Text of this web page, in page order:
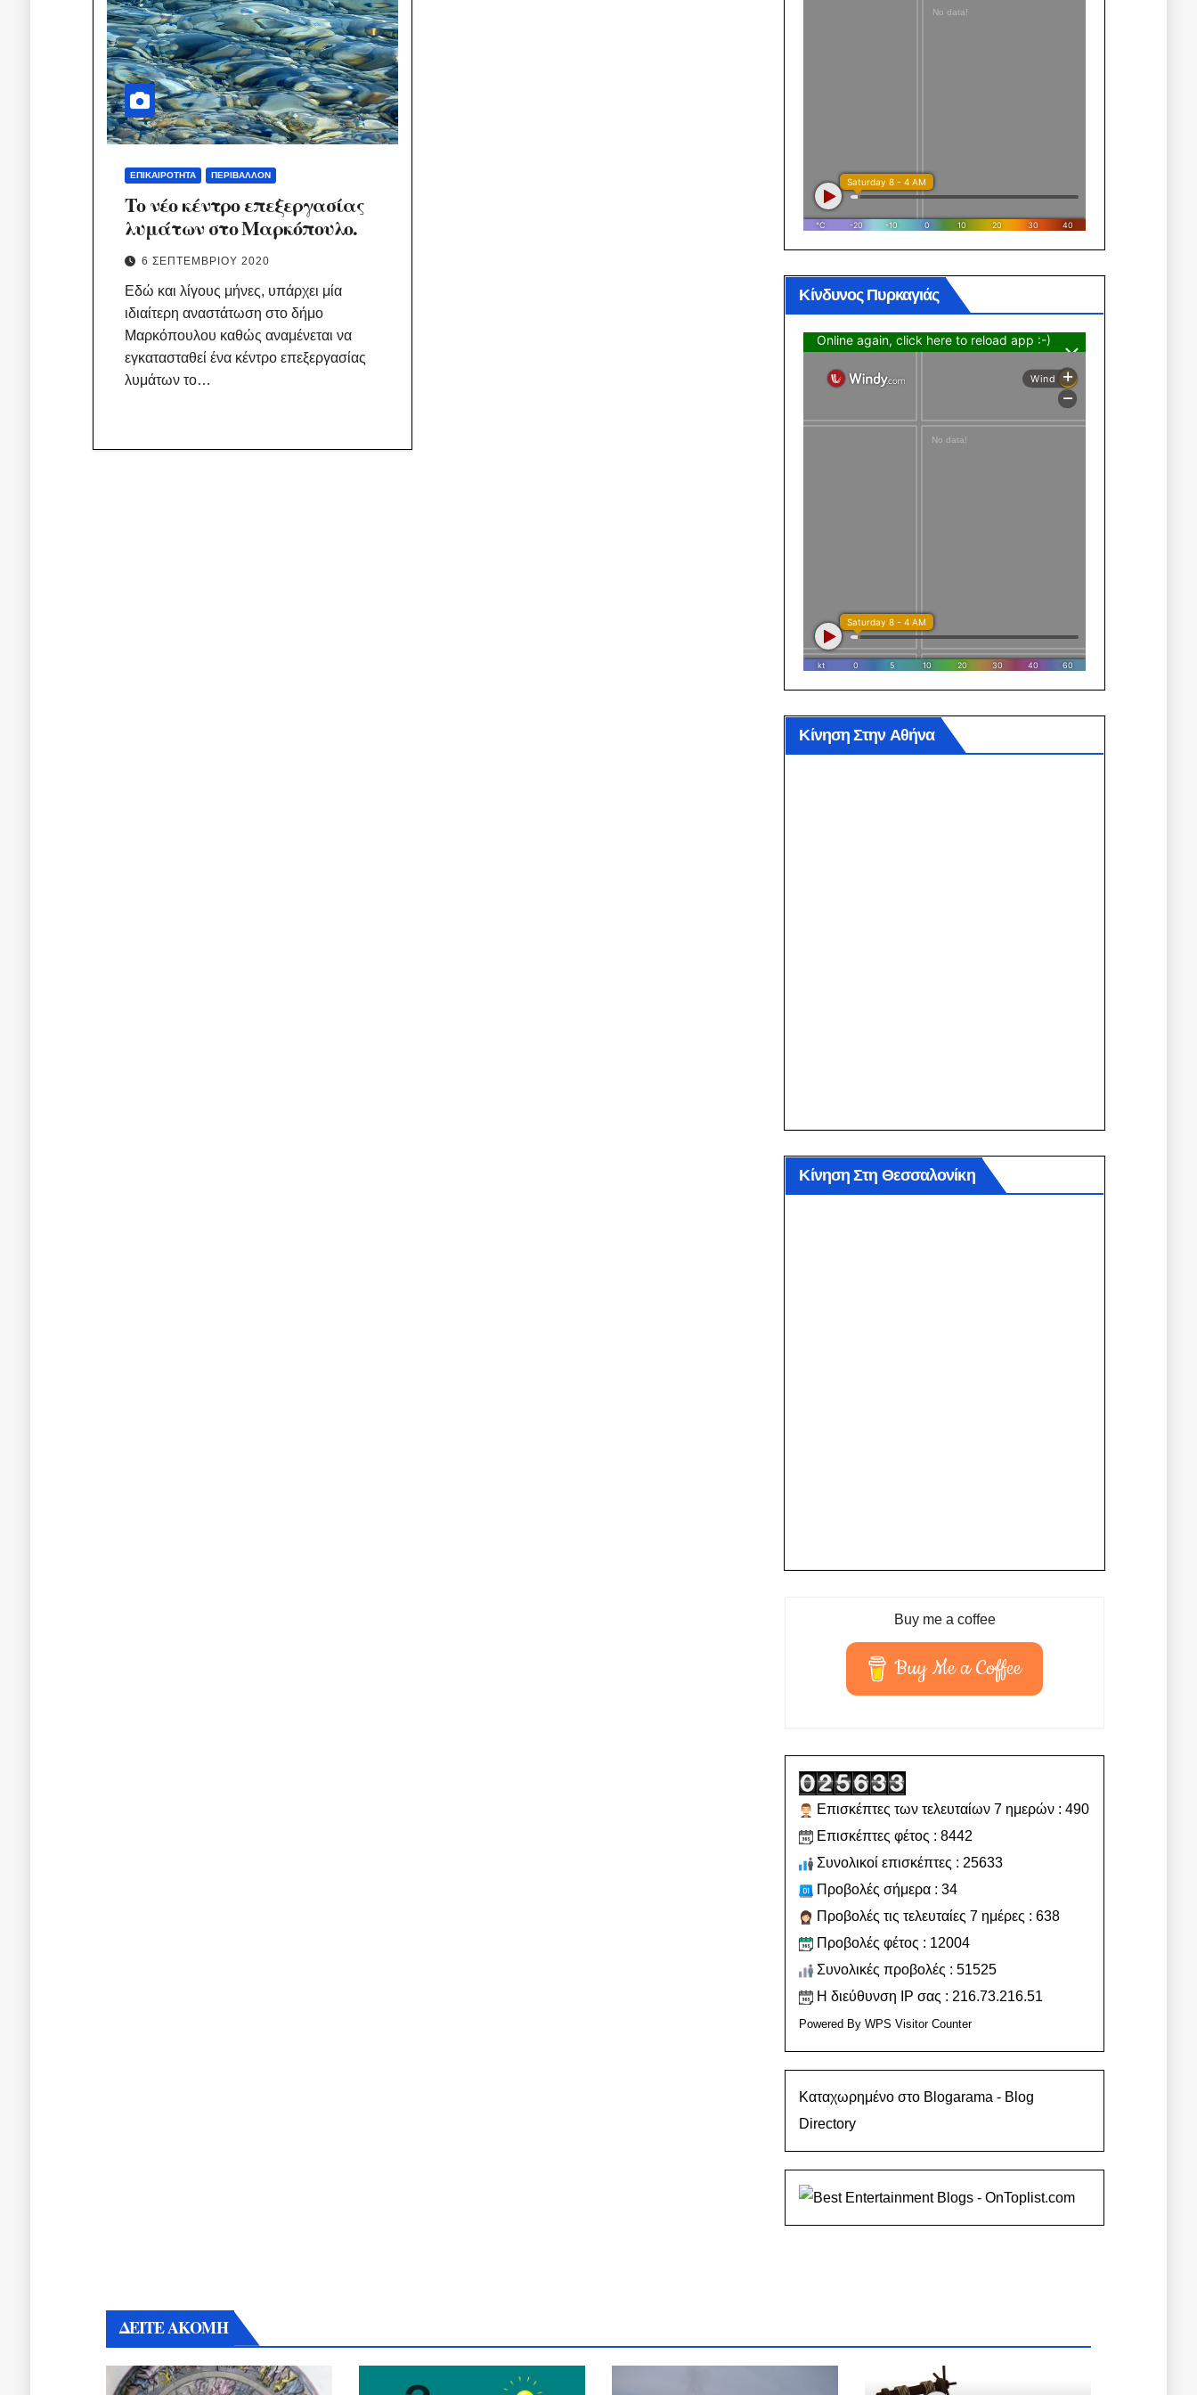
ΕΠΙΚΑΙΡΌΤΗΤΑ ΠΕΡΙΒΆΛΛΟΝ
Το νέο κέντρο επεξεργασίας
λυμάτων στο Μαρκόπουλο.
6 ΣΕΠΤΕΜΒΡΊΟΥ 2020
Εδώ και λίγους μήνες, υπάρχει μία
ιδιαίτερη αναστάτωση στο δήμο
Μαρκόπουλου καθώς αναμένεται να
εγκατασταθεί ένα κέντρο επεξεργασίας
λυμάτων το…
Κίνδυνος Πυρκαγιάς
Κίνηση Στην Αθήνα
Κίνηση Στη Θεσσαλονίκη
Buy me a coffee
Buy Me a Coffee
Επισκέπτες των τελευταίων 7 ημερών : 490
Επισκέπτες φέτος : 8442
Συνολικοί επισκέπτες : 25633
Προβολές σήμερα : 34
Προβολές τις τελευταίες 7 ημέρες : 638
Προβολές φέτος : 12004
Συνολικές προβολές : 51525
Η διεύθυνση IP σας : 216.73.216.51
Powered ByWPS Visitor Counter
Καταχωρημένο στο Blogarama - Blog
Directory
ΔΕΙΤΕ ΑΚΟΜΗ